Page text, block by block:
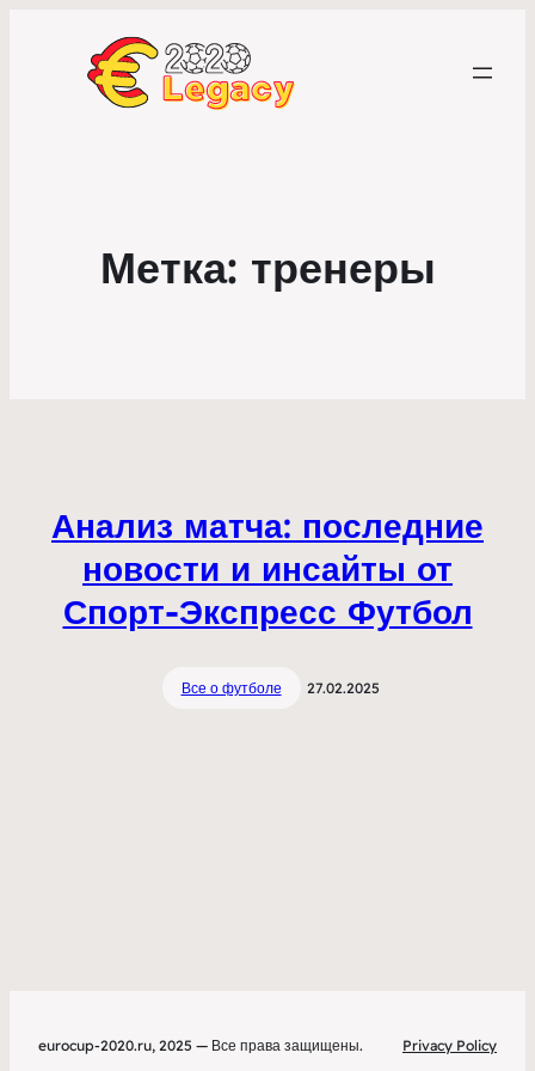
Метка: тренеры
Анализ матча: последние
новости и инсайты от
Спорт-Экспресс Футбол
Все о футболе 27.02.2025
eurocup-2020.ru, 2025 — Все права защищены. Privacy Policy